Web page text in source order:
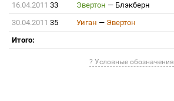
16.04.2011 33 Эвертон — Блэкберн
30.04.2011 35 Уиган — Эвертон
Итого:
? Условные обозначения